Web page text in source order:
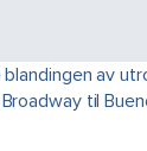
av
til